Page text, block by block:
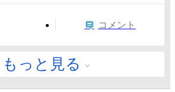
コメント
もっと見る